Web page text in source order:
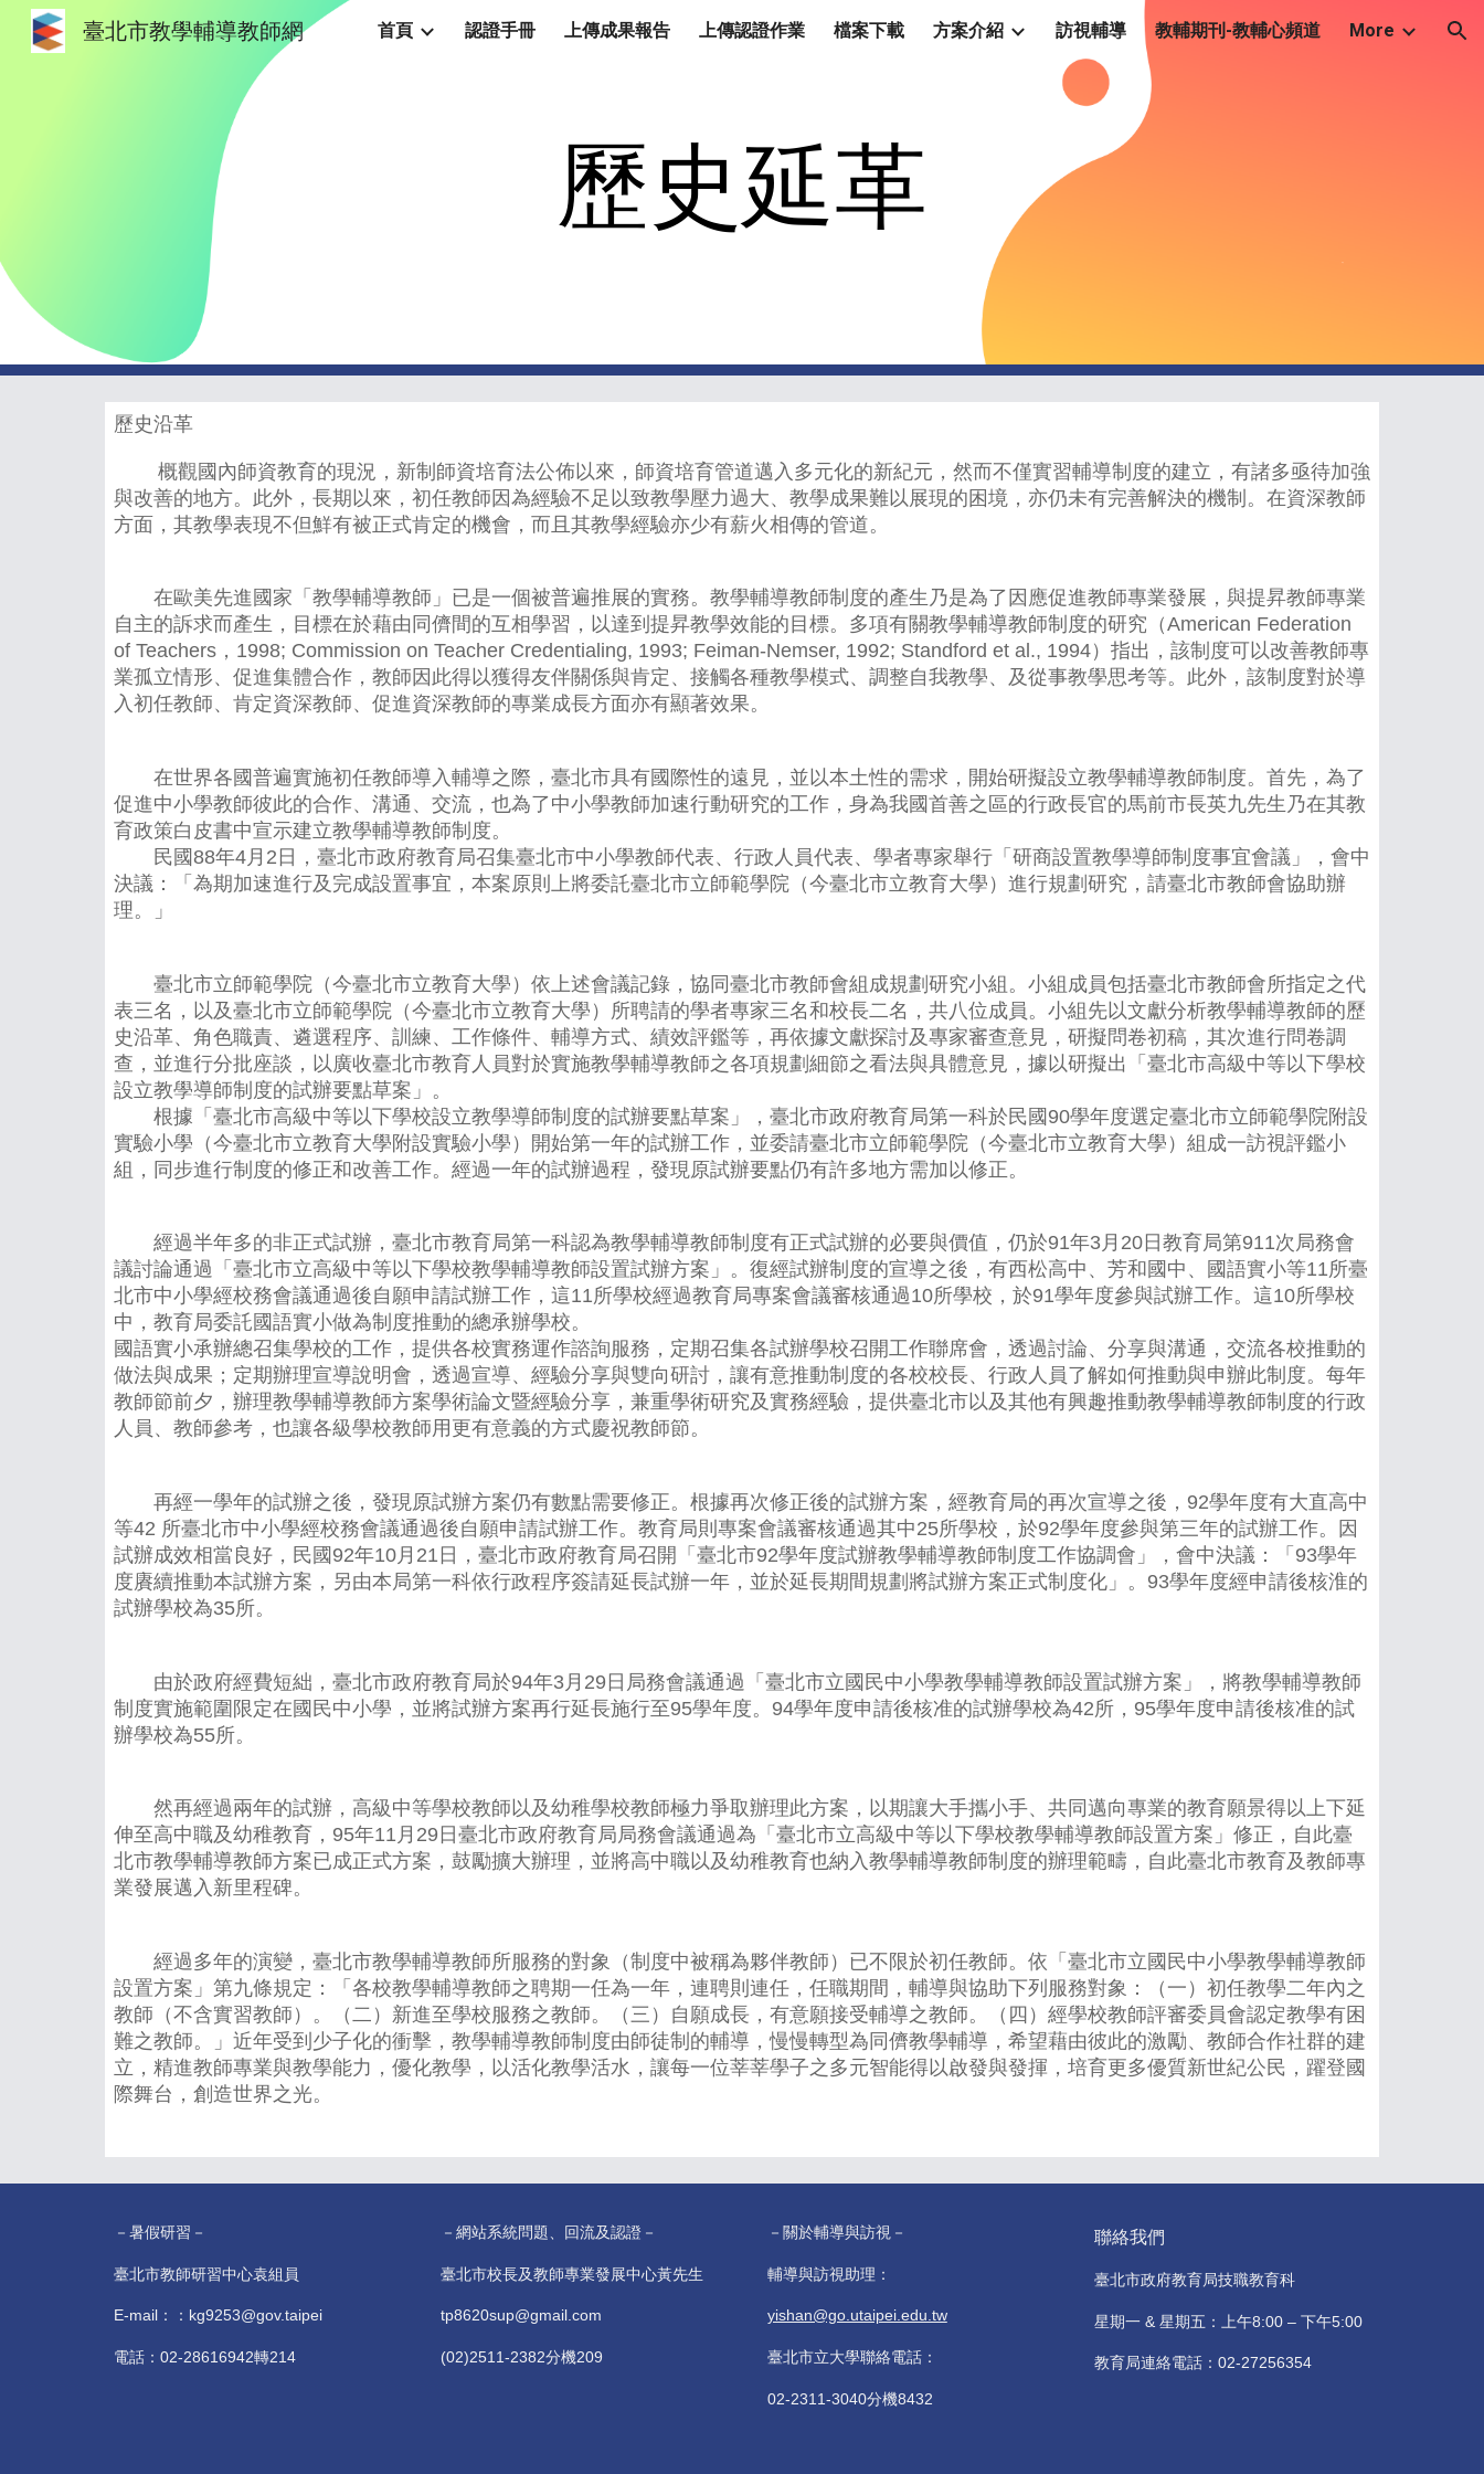
Skip to main content Skip to navigation
臺北市教學輔導教師網 首頁 認證手冊 上傳成果報告 上傳認證作業 檔案下載 方案介紹 訪視輔導 教輔期刊-教輔心頻道 More
歷史延革
歷史沿革
概觀國內師資教育的現況，新制師資培育法公佈以來，師資培育管道邁入多元化的新紀元，然而不僅實習輔導制度的建立，有諸多亟待加強
與改善的地方。此外，長期以來，初任教師因為經驗不足以致教學壓力過大、教學成果難以展現的困境，亦仍未有完善解決的機制。在資深教師
方面，其教學表現不但鮮有被正式肯定的機會，而且其教學經驗亦少有薪火相傳的管道。
在歐美先進國家「教學輔導教師」已是一個被普遍推展的實務。教學輔導教師制度的產生乃是為了因應促進教師專業發展，與提昇教師專業
自主的訴求而產生，目標在於藉由同儕間的互相學習，以達到提昇教學效能的目標。多項有關教學輔導教師制度的研究（American Federation
of Teachers，1998; Commission on Teacher Credentialing, 1993; Feiman-Nemser, 1992; Standford et al., 1994）指出，該制度可以改善教師專
業孤立情形、促進集體合作，教師因此得以獲得友伴關係與肯定、接觸各種教學模式、調整自我教學、及從事教學思考等。此外，該制度對於導
入初任教師、肯定資深教師、促進資深教師的專業成長方面亦有顯著效果。
在世界各國普遍實施初任教師導入輔導之際，臺北市具有國際性的遠見，並以本土性的需求，開始研擬設立教學輔導教師制度。首先，為了
促進中小學教師彼此的合作、溝通、交流，也為了中小學教師加速行動研究的工作，身為我國首善之區的行政長官的馬前市長英九先生乃在其教
育政策白皮書中宣示建立教學輔導教師制度。
民國88年4月2日，臺北市政府教育局召集臺北市中小學教師代表、行政人員代表、學者專家舉行「研商設置教學導師制度事宜會議」，會中
決議：「為期加速進行及完成設置事宜，本案原則上將委託臺北市立師範學院（今臺北市立教育大學）進行規劃研究，請臺北市教師會協助辦
理。」
臺北市立師範學院（今臺北市立教育大學）依上述會議記錄，協同臺北市教師會組成規劃研究小組。小組成員包括臺北市教師會所指定之代
表三名，以及臺北市立師範學院（今臺北市立教育大學）所聘請的學者專家三名和校長二名，共八位成員。小組先以文獻分析教學輔導教師的歷
史沿革、角色職責、遴選程序、訓練、工作條件、輔導方式、績效評鑑等，再依據文獻探討及專家審查意見，研擬問卷初稿，其次進行問卷調
查，並進行分批座談，以廣收臺北市教育人員對於實施教學輔導教師之各項規劃細節之看法與具體意見，據以研擬出「臺北市高級中等以下學校
設立教學導師制度的試辦要點草案」。
根據「臺北市高級中等以下學校設立教學導師制度的試辦要點草案」，臺北市政府教育局第一科於民國90學年度選定臺北市立師範學院附設
實驗小學（今臺北市立教育大學附設實驗小學）開始第一年的試辦工作，並委請臺北市立師範學院（今臺北市立教育大學）組成一訪視評鑑小
組，同步進行制度的修正和改善工作。經過一年的試辦過程，發現原試辦要點仍有許多地方需加以修正。
經過半年多的非正式試辦，臺北市教育局第一科認為教學輔導教師制度有正式試辦的必要與價值，仍於91年3月20日教育局第911次局務會
議討論通過「臺北市立高級中等以下學校教學輔導教師設置試辦方案」。復經試辦制度的宣導之後，有西松高中、芳和國中、國語實小等11所臺
北市中小學經校務會議通過後自願申請試辦工作，這11所學校經過教育局專案會議審核通過10所學校，於91學年度參與試辦工作。這10所學校
中，教育局委託國語實小做為制度推動的總承辦學校。
國語實小承辦總召集學校的工作，提供各校實務運作諮詢服務，定期召集各試辦學校召開工作聯席會，透過討論、分享與溝通，交流各校推動的
做法與成果；定期辦理宣導說明會，透過宣導、經驗分享與雙向研討，讓有意推動制度的各校校長、行政人員了解如何推動與申辦此制度。每年
教師節前夕，辦理教學輔導教師方案學術論文暨經驗分享，兼重學術研究及實務經驗，提供臺北市以及其他有興趣推動教學輔導教師制度的行政
人員、教師參考，也讓各級學校教師用更有意義的方式慶祝教師節。
再經一學年的試辦之後，發現原試辦方案仍有數點需要修正。根據再次修正後的試辦方案，經教育局的再次宣導之後，92學年度有大直高中
等42 所臺北市中小學經校務會議通過後自願申請試辦工作。教育局則專案會議審核通過其中25所學校，於92學年度參與第三年的試辦工作。因
試辦成效相當良好，民國92年10月21日，臺北市政府教育局召開「臺北市92學年度試辦教學輔導教師制度工作協調會」，會中決議：「93學年
度賡續推動本試辦方案，另由本局第一科依行政程序簽請延長試辦一年，並於延長期間規劃將試辦方案正式制度化」。93學年度經申請後核淮的
試辦學校為35所。
由於政府經費短絀，臺北市政府教育局於94年3月29日局務會議通過「臺北市立國民中小學教學輔導教師設置試辦方案」，將教學輔導教師
制度實施範圍限定在國民中小學，並將試辦方案再行延長施行至95學年度。94學年度申請後核准的試辦學校為42所，95學年度申請後核准的試
辦學校為55所。
然再經過兩年的試辦，高級中等學校教師以及幼稚學校教師極力爭取辦理此方案，以期讓大手攜小手、共同邁向專業的教育願景得以上下延
伸至高中職及幼稚教育，95年11月29日臺北市政府教育局局務會議通過為「臺北市立高級中等以下學校教學輔導教師設置方案」修正，自此臺
北市教學輔導教師方案已成正式方案，鼓勵擴大辦理，並將高中職以及幼稚教育也納入教學輔導教師制度的辦理範疇，自此臺北市教育及教師專
業發展邁入新里程碑。
經過多年的演變，臺北市教學輔導教師所服務的對象（制度中被稱為夥伴教師）已不限於初任教師。依「臺北市立國民中小學教學輔導教師
設置方案」第九條規定：「各校教學輔導教師之聘期一任為一年，連聘則連任，任職期間，輔導與協助下列服務對象：（一）初任教學二年內之
教師（不含實習教師）。（二）新進至學校服務之教師。（三）自願成長，有意願接受輔導之教師。（四）經學校教師評審委員會認定教學有困
難之教師。」近年受到少子化的衝擊，教學輔導教師制度由師徒制的輔導，慢慢轉型為同儕教學輔導，希望藉由彼此的激勵、教師合作社群的建
立，精進教師專業與教學能力，優化教學，以活化教學活水，讓每一位莘莘學子之多元智能得以啟發與發揮，培育更多優質新世紀公民，躍登國
際舞台，創造世界之光。
－暑假研習－
臺北市教師研習中心袁組員
E-mail：：kg9253@gov.taipei
電話：02-28616942轉214
－網站系統問題、回流及認證－
臺北市校長及教師專業發展中心黃先生
tp8620sup@gmail.com
(02)2511-2382分機209
－關於輔導與訪視－
輔導與訪視助理：
yishan@go.utaipei.edu.tw
臺北市立大學聯絡電話：
02-2311-3040分機8432
聯絡我們
臺北市政府教育局技職教育科
星期一 & 星期五：上午8:00 – 下午5:00
教育局連絡電話：02-27256354